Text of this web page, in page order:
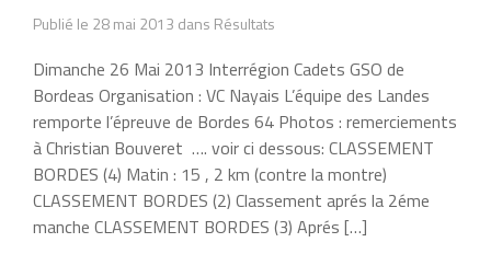
Publié le 28 mai 2013 dans Résultats
Dimanche 26 Mai 2013 Interrégion Cadets GSO de
Bordeas Organisation : VC Nayais L’équipe des Landes
remporte l’épreuve de Bordes 64 Photos : remerciements
à Christian Bouveret …. voir ci dessous: CLASSEMENT
BORDES (4) Matin : 15 , 2 km (contre la montre)
CLASSEMENT BORDES (2) Classement aprés la 2éme
manche CLASSEMENT BORDES (3) Aprés […]